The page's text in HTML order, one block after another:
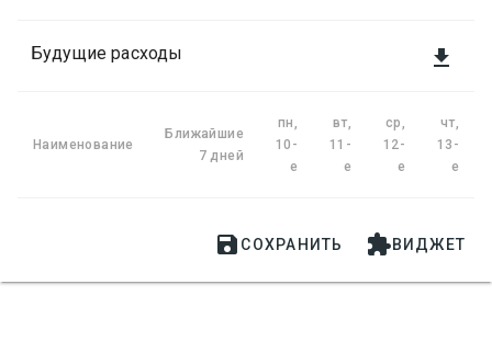

Будущие расходы
Наименование
Ближайшие
7 дней
пн,
10-
е
вт,
11-
е
ср,
12-
е
чт,
13-
е
 СОХРАНИТЬ ВИДЖЕТ